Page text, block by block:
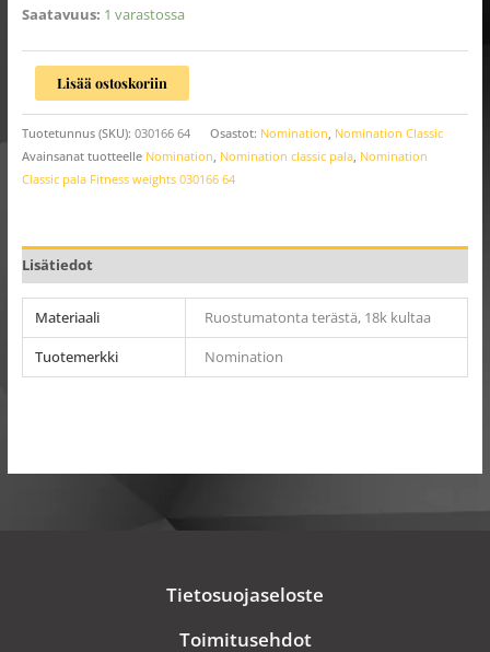
Saatavuus: 1 varastossa
Lisää ostoskoriin
Tuotetunnus (SKU): 030166 64 Osastot: Nomination, Nomination Classic
Avainsanat tuotteelle Nomination, Nomination classic pala, Nomination
Classic pala Fitness weights 030166 64
Lisätiedot
Materiaali
Ruostumatonta terästä, 18k kultaa
Tuotemerkki
Nomination
Tietosuojaseloste
Toimitusehdot